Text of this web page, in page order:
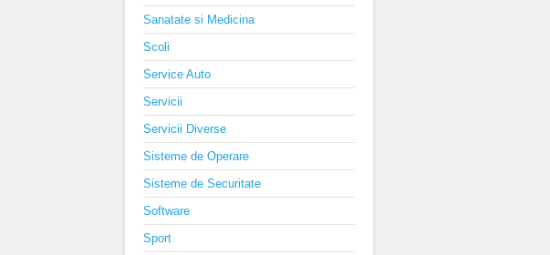
Sanatate si Medicina
Scoli
Service Auto
Servicii
Servicii Diverse
Sisteme de Operare
Sisteme de Securitate
Software
Sport